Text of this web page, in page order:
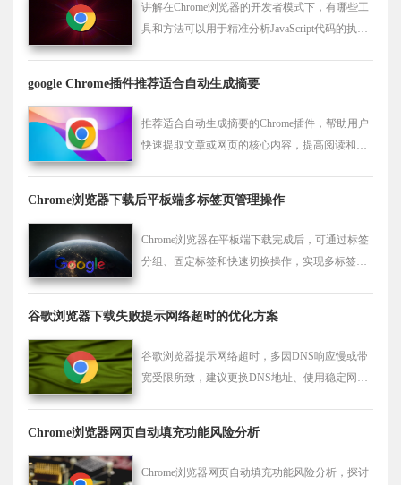
讲解在Chrome浏览器的开发者模式下，有哪些工
具和方法可以用于精准分析JavaScript代码的执行
google Chrome插件推荐适合自动生成摘要
推荐适合自动生成摘要的Chrome插件，帮助用户
快速提取文章或网页的核心内容，提高阅读和编
Chrome浏览器下载后平板端多标签页管理操作
Chrome浏览器在平板端下载完成后，可通过标签
分组、固定标签和快速切换操作，实现多标签页
谷歌浏览器下载失败提示网络超时的优化方案
谷歌浏览器提示网络超时，多因DNS响应慢或带
宽受限所致，建议更换DNS地址、使用稳定网络
Chrome浏览器网页自动填充功能风险分析
Chrome浏览器网页自动填充功能风险分析，探讨